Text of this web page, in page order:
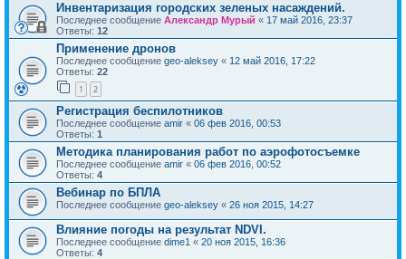
Инвентаризация городских зеленых насаждений.
Последнее сообщение Александр Мурый « 17 май 2016, 23:37
Ответы: 12
Применение дронов
Последнее сообщение geo-aleksey « 12 май 2016, 17:22
Ответы: 22
1 2
Регистрация беспилотников
Последнее сообщение amir « 06 фев 2016, 00:53
Ответы: 1
Методика планирования работ по аэрофотосъемке
Последнее сообщение amir « 06 фев 2016, 00:52
Ответы: 4
Вебинар по БПЛА
Последнее сообщение geo-aleksey « 26 ноя 2015, 14:27
Влияние погоды на результат NDVI.
Последнее сообщение dime1 « 20 ноя 2015, 16:36
Ответы: 4